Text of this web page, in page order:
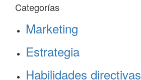
Categorías
Marketing
Estrategia
Habilidades directivas